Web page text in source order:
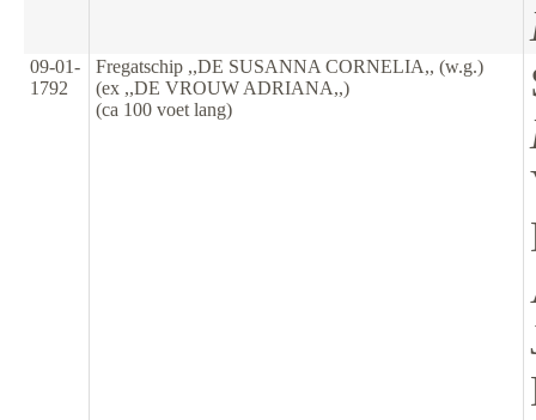
09-01-
1792
Fregatschip ,,DE SUSANNA CORNELIA,, (w.g.)
(ex ,,DE VROUW ADRIANA,,)
(ca 100 voet lang)